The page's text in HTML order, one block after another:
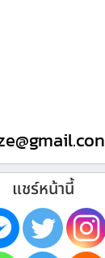
แชร์หน้านี้